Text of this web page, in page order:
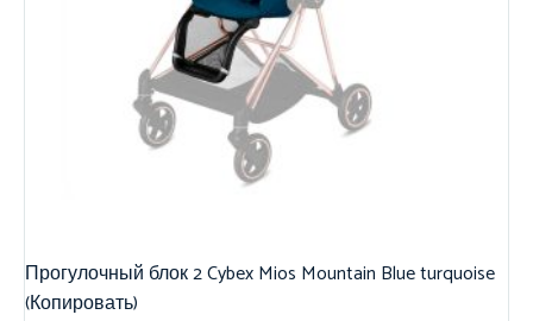
Прогулочный блок 2 Cybex Mios Mountain Blue turquoise
(Копировать)